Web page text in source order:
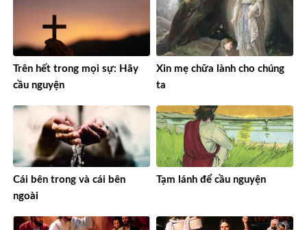
Trên hết trong mọi sự: Hãy
cầu nguyện
Xin mẹ chữa lành cho chúng
ta
Cái bên trong và cái bên
ngoài
Tạm lánh để cầu nguyện